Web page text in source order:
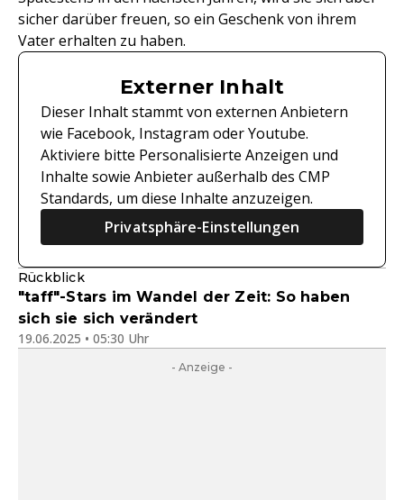
sicher darüber freuen, so ein Geschenk von ihrem
Vater erhalten zu haben.
Externer Inhalt
Dieser Inhalt stammt von externen Anbietern
wie Facebook, Instagram oder Youtube.
Aktiviere bitte Personalisierte Anzeigen und
Inhalte sowie Anbieter außerhalb des CMP
Standards, um diese Inhalte anzuzeigen.
Privatsphäre-Einstellungen
Rückblick
"taff"-Stars im Wandel der Zeit: So haben
sich sie sich verändert
19.06.2025 • 05:30 Uhr
- Anzeige -